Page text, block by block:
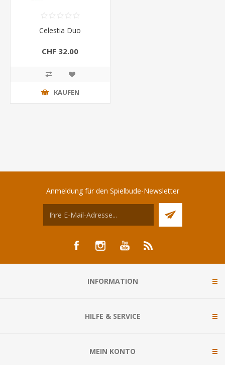
Celestia Duo
CHF 32.00
KAUFEN
Anmeldung für den Spielbude-Newsletter
INFORMATION
HILFE & SERVICE
MEIN KONTO